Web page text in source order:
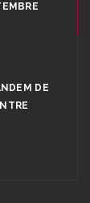
DE